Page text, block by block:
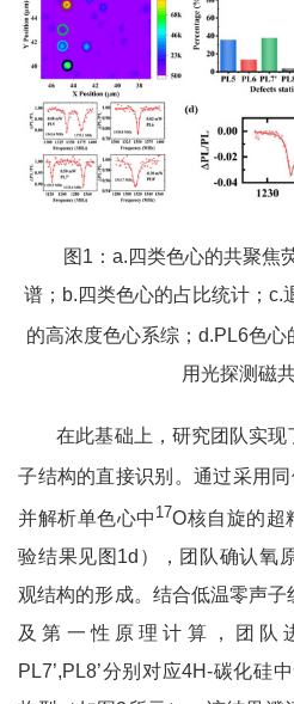
图1：a.四类色心的共聚焦
谱；b.四类色心的占比统计；c.
的高浓度色心系综；d.PL6色心
用光探测磁
在此基础上，研究团队实现
子结构的直接识别。通过采用
并解析单色心中 17O核自旋的超
验结果见图1d），团队确认氧
观结构的形成。结合低温零声
及第一性原理计算，团队
PL7’,PL8’分别对应4H-碳化硅